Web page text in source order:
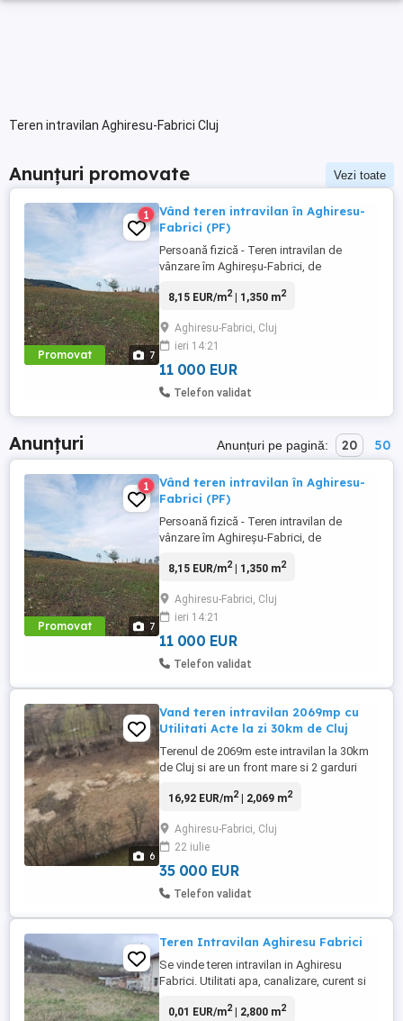
Teren intravilan Aghiresu-Fabrici Cluj
Anunțuri promovate Vezi toate
Promovat 7
1
Vând teren intravilan în Aghiresu-
Fabrici (PF)
Persoană fizică - Teren intravilan de
vânzare îm Aghireșu-Fabrici, de
este situat în comuna Aghiresu-Fabrici, la
centru comunei (unde se afla magazine,
medicina de familie etc.) - pe teren se
poate construi, fapt fiind ...
8,15 EUR/m2| 1,350 m2
Aghiresu-Fabrici, Cluj
ieri 14:21
11 000 EUR
Telefon validat
Anunțuri Anunțuri pe pagină: 20 50
Promovat 7
1
Vând teren intravilan în Aghiresu-
Fabrici (PF)
Persoană fizică - Teren intravilan de
vânzare îm Aghireșu-Fabrici, de
este situat în comuna Aghiresu-Fabrici, la
centru comunei (unde se afla magazine,
medicina de familie etc.) - pe teren se
poate construi, fapt fiind ...
8,15 EUR/m2| 1,350 m2
Aghiresu-Fabrici, Cluj
ieri 14:21
11 000 EUR
Telefon validat
6
Vand teren intravilan 2069mp cu
Utilitati Acte la zi 30km de Cluj
Terenul de 2069m este intravilan la 30km
de Cluj si are un front mare si 2 garduri
sudice este soare toata ziua pe toata
gaz,apa, canal) trec pe la marginea
terenului. Este asfalt pana la teren , ultimii
30m se fac pe ...
16,92 EUR/m2| 2,069 m2
Aghiresu-Fabrici, Cluj
22 iulie
35 000 EUR
Telefon validat
Teren Intravilan Aghiresu Fabrici
Se vinde teren intravilan in Aghiresu
Fabrici. Utilitati apa, canalizare, curent si
sunt trase tevile in sat) La cerere se poate
0,01 EUR/m2| 2,800 m2